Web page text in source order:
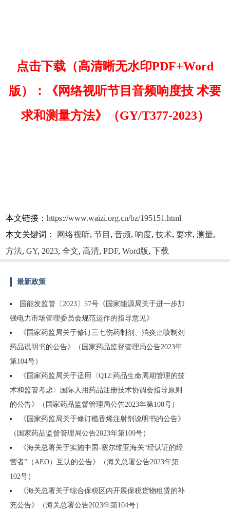
点击下载（高清晰无水印PDF+Word
版）：《网络视听节目音频响度技 术要
求和测量方法》（GY/T377-2023）
本文链接：https://www.waizi.org.cn/bz/195151.html
本文关键词：
网络视听,节目 ,音频, 响度,技术,要求,测量,
方法,GY, 2023,全文,高清,PDF,Word版,下载
最新政策
国能发监管〔2023〕57号《国家能源局关于进一步加
强电力市场管理委员会规范运作的指导意见》
《国家药监局关于修订三七伤药制剂、消炎止咳制剂
药品说明书的公告》（国家药品监督管理局公告2023年
第104号）
《国家药监局关于适用〈Q12:药品生命周期管理的技
术和监管考虑〉国际人用药品注册技术协调会指导原则
的公告》（国家药品监督管理局公告2023年第108号）
《国家药监局关于修订榄香烯注射剂说明书的公告》
（国家药品监督管理局公告2023年第109号）
《海关总署关于实施中国-塞尔维亚海关“经认证的经
营者”（AEO）互认的公告》（海关总署公告2023年第
102号）
《海关总署关于综合保税区内开展保税货物租赁的补
充公告》（海关总署公告2023年第104号）